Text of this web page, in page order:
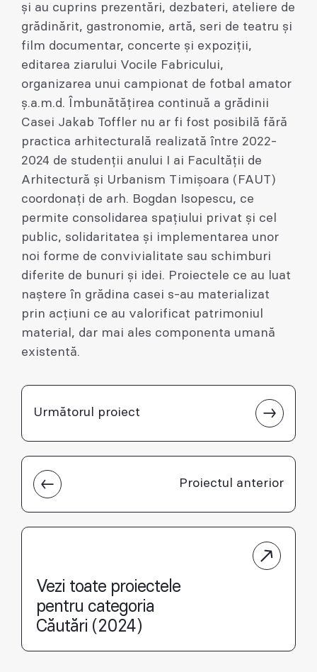
și au cuprins prezentări, dezbateri, ateliere de
grădinărit, gastronomie, artă, seri de teatru și
film documentar, concerte și expoziții,
editarea ziarului Vocile Fabricului,
organizarea unui campionat de fotbal amator
ș.a.m.d. Îmbunătățirea continuă a grădinii
Casei Jakab Toffler nu ar fi fost posibilă fără
practica arhitecturală realizată între 2022-
2024 de studenții anului I ai Facultății de
Arhitectură și Urbanism Timișoara (FAUT)
coordonați de arh. Bogdan Isopescu, ce
permite consolidarea spațiului privat și cel
public, solidaritatea și implementarea unor
noi forme de convivialitate sau schimburi
diferite de bunuri și idei. Proiectele ce au luat
naștere în grădina casei s-au materializat
prin acțiuni ce au valorificat patrimoniul
material, dar mai ales componenta umană
existentă.
Proiectul anterior
Următorul proiect
Vezi toate proiectele
pentru categoria
Căutări (2024)